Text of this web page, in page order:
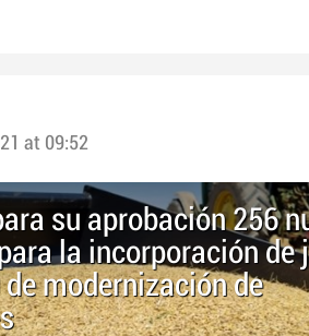
at 09:52
su aprobación 256
la incorporación de
modernización de